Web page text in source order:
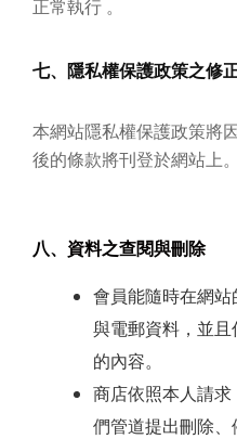
正常執行 。
七、隱私權保護政策之修
本網站隱私權保護政策將
後的條款將刊登於網站上。
八、資料之查閱與刪除
會員能隨時在網
與電郵資料，並
的內容。
商店依照本人請
們管道提出刪除